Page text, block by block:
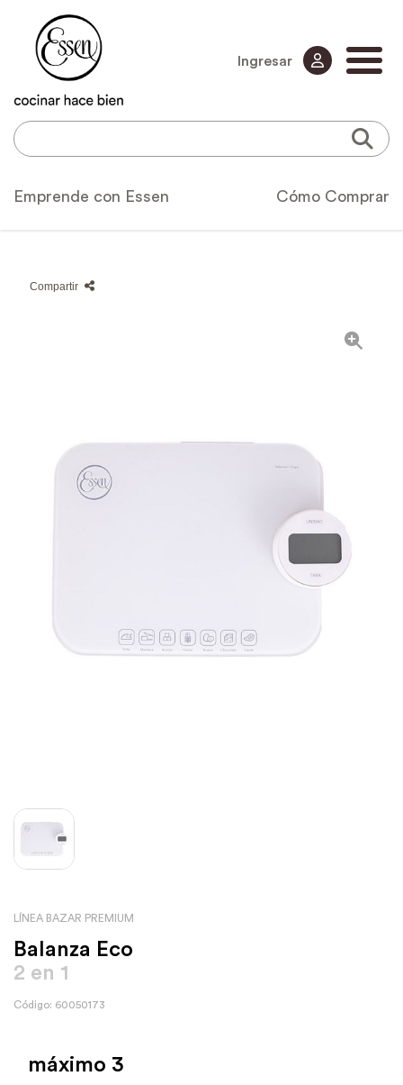
Ingresar
Emprende con Essen Cómo Comprar
Compartir
LÍNEA BAZAR PREMIUM
Balanza Eco
2 en 1
Código: 60050173
máximo 3